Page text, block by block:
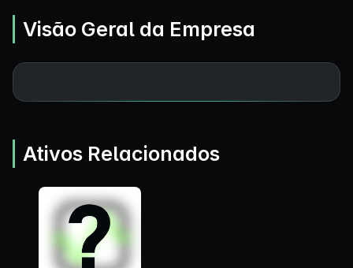
Visão Geral da Empresa
Ativos Relacionados